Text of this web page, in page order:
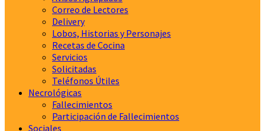
Correo de Lectores
Delivery
Lobos, Historias y Personajes
Recetas de Cocina
Servicios
Solicitadas
Teléfonos Útiles
Necrológicas
Fallecimientos
Participación de Fallecimientos
Sociales